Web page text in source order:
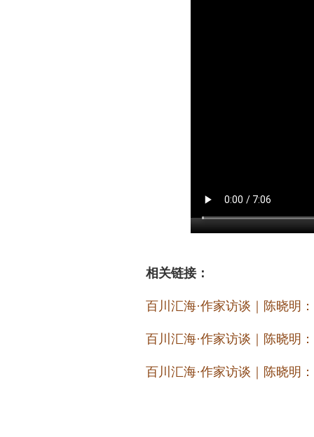
相关链接：
百川汇海·作家访谈｜陈晓明
百川汇海·作家访谈｜陈晓明
百川汇海·作家访谈｜陈晓明